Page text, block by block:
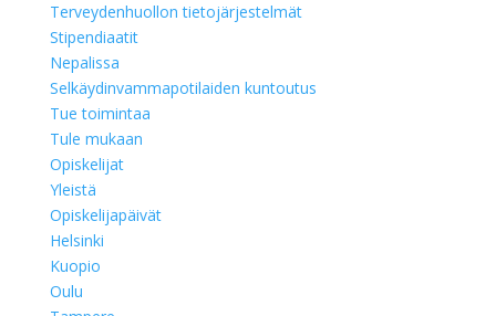
Terveydenhuollon tietojärjestelmät
Stipendiaatit
Nepalissa
Selkäydinvammapotilaiden kuntoutus
Tue toimintaa
Tule mukaan
Opiskelijat
Yleistä
Opiskelijapäivät
Helsinki
Kuopio
Oulu